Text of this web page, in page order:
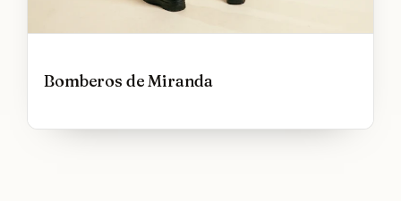
Bomberos de Miranda